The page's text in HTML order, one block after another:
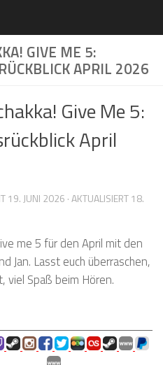
GIVE ME 5:
APRIL 2026
Give Me 5:
April
19. JUNI 2026 · AKTUALISIERT18.
me 5 für den April mit den
Jan. Lasst euch überraschen,
viel Spaß beim Hören.